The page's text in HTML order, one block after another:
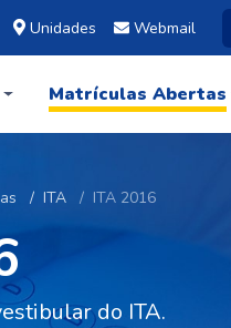
Unidades Webmail
Matrículas Abertas
ITA ITA 2016
do ITA.